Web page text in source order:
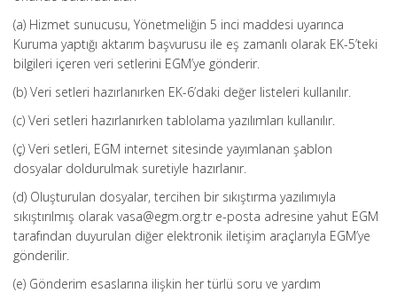
(a) Hizmet sunucusu, Yönetmeliğin 5 inci maddesi uyarınca
Kuruma yaptığı aktarım başvurusu ile eş zamanlı olarak EK-5’teki
bilgileri içeren veri setlerini EGM’ye gönderir.
(b) Veri setleri hazırlanırken EK-6’daki değer listeleri kullanılır.
(c) Veri setleri hazırlanırken tablolama yazılımları kullanılır.
(ç) Veri setleri, EGM internet sitesinde yayımlanan şablon
dosyalar doldurulmak suretiyle hazırlanır.
(d) Oluşturulan dosyalar, tercihen bir sıkıştırma yazılımıyla
sıkıştırılmış olarak vasa@egm.org.tr e-posta adresine yahut EGM
tarafından duyurulan diğer elektronik iletişim araçlarıyla EGM’ye
gönderilir.
(e) Gönderim esaslarına ilişkin her türlü soru ve yardım